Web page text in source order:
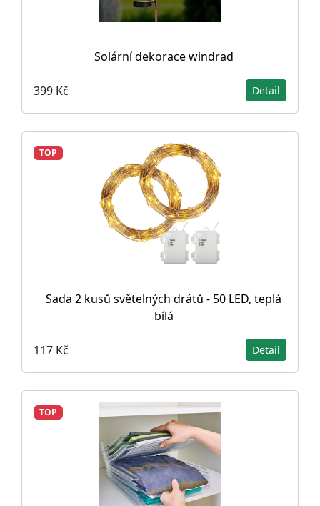
Solární dekorace windrad
399 Kč Detail
TOP
Sada 2 kusů světelných drátů - 50 LED, teplá
bílá
117 Kč Detail
TOP